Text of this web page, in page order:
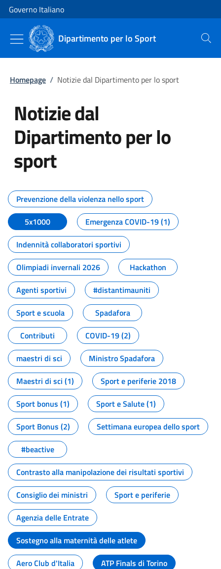
Vai al contenuto
Vai alla navigazione del sito
Governo Italiano
Dipartimento per lo Sport Cerca
Homepage / Notizie dal Dipartimento per lo sport
Notizie dal
Dipartimento per lo
sport
Tutti i contenuti della pagina
Prevenzione della violenza nello sport
5x1000
Emergenza COVID-19 (1)
Indennità collaboratori sportivi
Olimpiadi invernali 2026
Hackathon
Agenti sportivi
#distantimauniti
Sport e scuola
Spadafora
Contributi
COVID-19 (2)
maestri di sci
Ministro Spadafora
Maestri di sci (1)
Sport e periferie 2018
Sport bonus (1)
Sport e Salute (1)
Sport Bonus (2)
Settimana europea dello sport
#beactive
Contrasto alla manipolazione dei risultati sportivi
Consiglio dei ministri
Sport e periferie
Agenzia delle Entrate
Sostegno alla maternità delle atlete
Aero Club d'Italia
ATP Finals di Torino